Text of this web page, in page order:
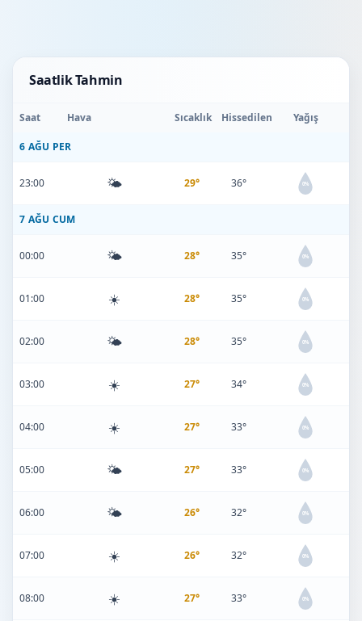
Saatlik Tahmin
Saat Hava Sıcaklık Hissedilen Yağış
6 AĞU PER
23:00 🌤️ 29° 36° 0%
7 AĞU CUM
00:00 🌤️ 28° 35° 0%
01:00 ☀️ 28° 35° 0%
02:00 🌤️ 28° 35° 0%
03:00 ☀️ 27° 34° 0%
04:00 ☀️ 27° 33° 0%
05:00 🌤️ 27° 33° 0%
06:00 🌤️ 26° 32° 0%
07:00 ☀️ 26° 32° 0%
08:00 ☀️ 27° 33° 0%